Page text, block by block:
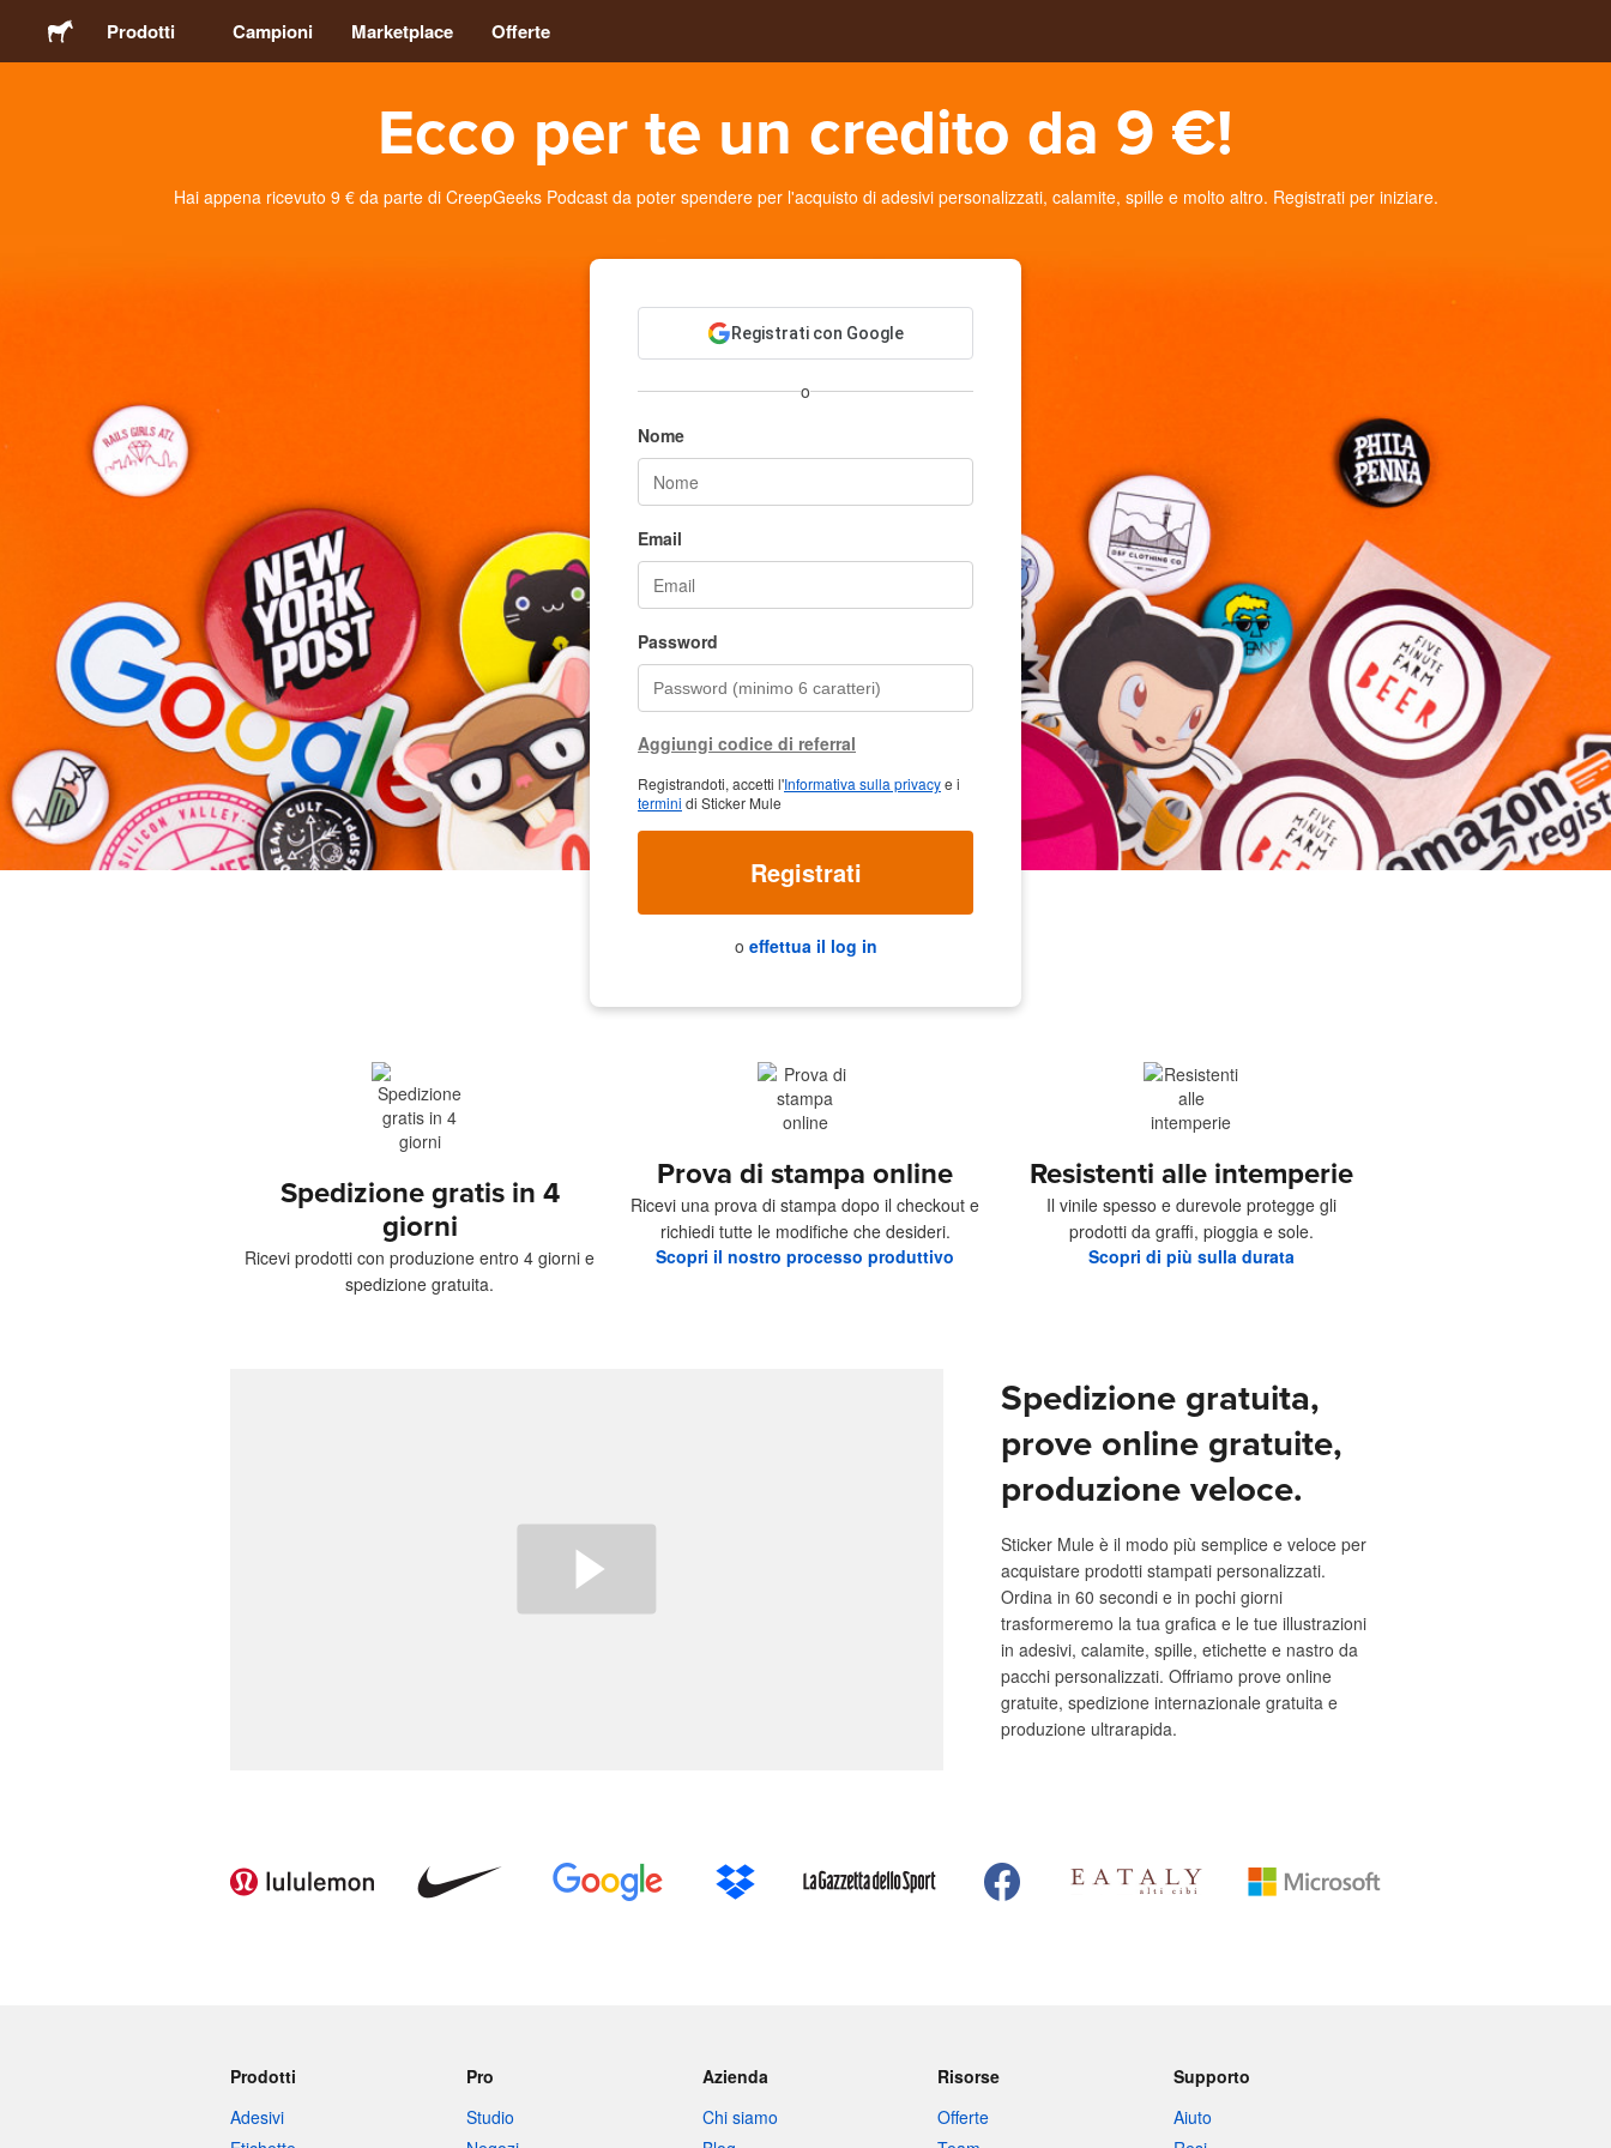
Prodotti
Etichette
Packaging
Abbigliamento
Altri prodotti
Campioni
Campioni Marketplace Offerte
Ecco per te un credito da 9 €!
Hai appena ricevuto 9 € da parte di CreepGeeks Podcast da poter spendere per l'acquisto di adesivi personalizzati, calamite, spille e molto altro. Registrati per iniziare.
Registrati con Google
o
Nome
Email
Password
Aggiungi codice di referral
Registrandoti, accetti l'Informativa sulla privacye i
termini di Sticker Mule
Registrati
o effettua il log in
Spedizione gratis in 4
giorni
Ricevi prodotti con produzione entro 4 giorni e
spedizione gratuita.
Prova di stampa online
Ricevi una prova di stampa dopo il checkout e
richiedi tutte le modifiche che desideri.
Scopri il nostro processo produttivo
Resistenti alle intemperie
Il vinile spesso e durevole protegge gli
prodotti da graffi, pioggia e sole.
Scopri di più sulla durata
Spedizione gratuita,
prove online gratuite,
produzione veloce.
Sticker Mule è il modo più semplice e veloce per
acquistare prodotti stampati personalizzati.
Ordina in 60 secondi e in pochi giorni
trasformeremo la tua grafica e le tue illustrazioni
in adesivi, calamite, spille, etichette e nastro da
pacchi personalizzati. Offriamo prove online
gratuite, spedizione internazionale gratuita e
produzione ultrarapida.
Prodotti
Adesivi
Pro
Studio
Azienda
Chi siamo
Risorse
Offerte
Supporto
Aiuto